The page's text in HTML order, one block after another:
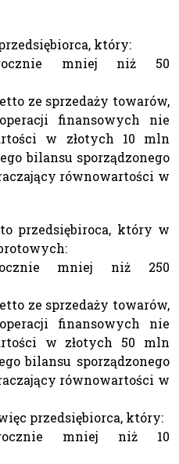
który:
mniej niż 50
ze sprzedaży towarów,
finansowych nie
w złotych 10 mln
bilansu sporządzonego
równowartości w
przedsiębiroca, który w
mniej niż 250
ze sprzedaży towarów,
finansowych nie
w złotych 50 mln
bilansu sporządzonego
równowartości w
przedsiębiorca, który:
mniej niż 10